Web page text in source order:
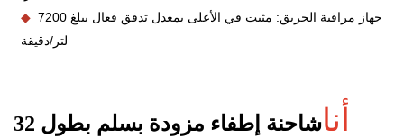
◆ جهاز مراقبة الحريق: مثبت في الأعلى بمعدل تدفق فعال يبلغ 7200
لتر/دقيقة
أنا
شاحنة إطفاء مزودة بسلم بطول 32